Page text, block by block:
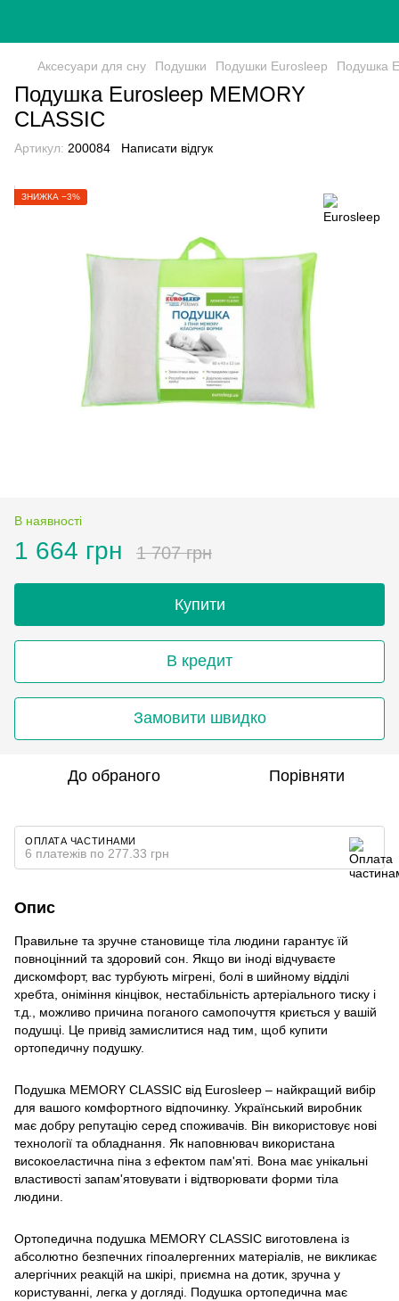
Аксесуари для сну Подушки Подушки Eurosleep Подушка
Подушка Eurosleep MEMORY
CLASSIC
Артикул: 200084 Написати відгук
ЗНИЖКА −3%
В наявності
1 664 грн 1 707 грн
Купити
В кредит
Замовити швидко
До обраного Порівняти
ОПЛАТА ЧАСТИНАМИ
6 платежів по 277.33 грн
Опис
Правильне та зручне становище тіла людини гарантує їй
повноцінний та здоровий сон. Якщо ви іноді відчуваєте
дискомфорт, вас турбують мігрені, болі в шийному відділі
хребта, оніміння кінцівок, нестабільність артеріального тиску і
т.д., можливо причина поганого самопочуття криється у вашій
подушці. Це привід замислитися над тим, щоб купити
ортопедичну подушку.
Подушка MEMORY CLASSIC від Eurosleep – найкращий вибір
для вашого комфортного відпочинку. Український виробник
має добру репутацію серед споживачів. Він використовує нові
технології та обладнання. Як наповнювач використана
високоеластична піна з ефектом пам'яті. Вона має унікальні
властивості запам'ятовувати і відтворювати форми тіла
людини.
Ортопедична подушка MEMORY CLASSIC виготовлена ​​із
абсолютно безпечних гіпоалергенних матеріалів, не викликає
алергічних реакцій на шкірі, приємна на дотик, зручна у
користуванні, легка у догляді. Подушка ортопедична має